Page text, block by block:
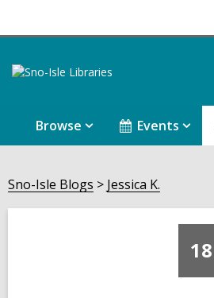
Browse Events
Sno-Isle Blogs Jessica K.
18